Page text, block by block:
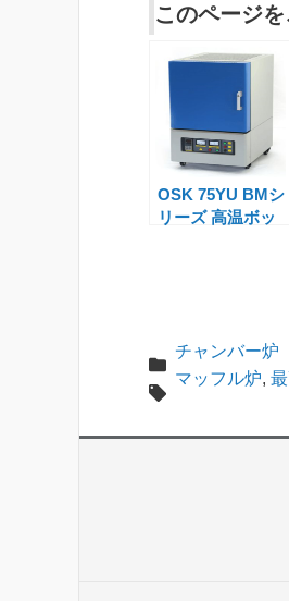
o
gl
Tr
a
n
sl
ss
a
g
e
このページ
OSK 75YU BMシ
リーズ 高温ボッ
チャンバー
マッフル炉,